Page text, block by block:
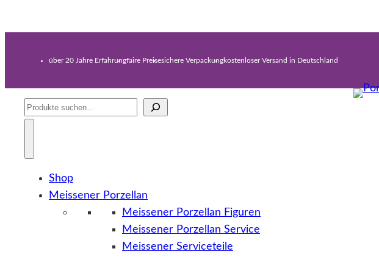
über 20 Jahre Erfahrungfaire Preisesichere Verpackungkostenloser Versand in Deutschland
Suche
Shop
Meissener Porzellan
Meissener Porzellan Figuren
Meissener Porzellan Service
Meissener Serviceteile